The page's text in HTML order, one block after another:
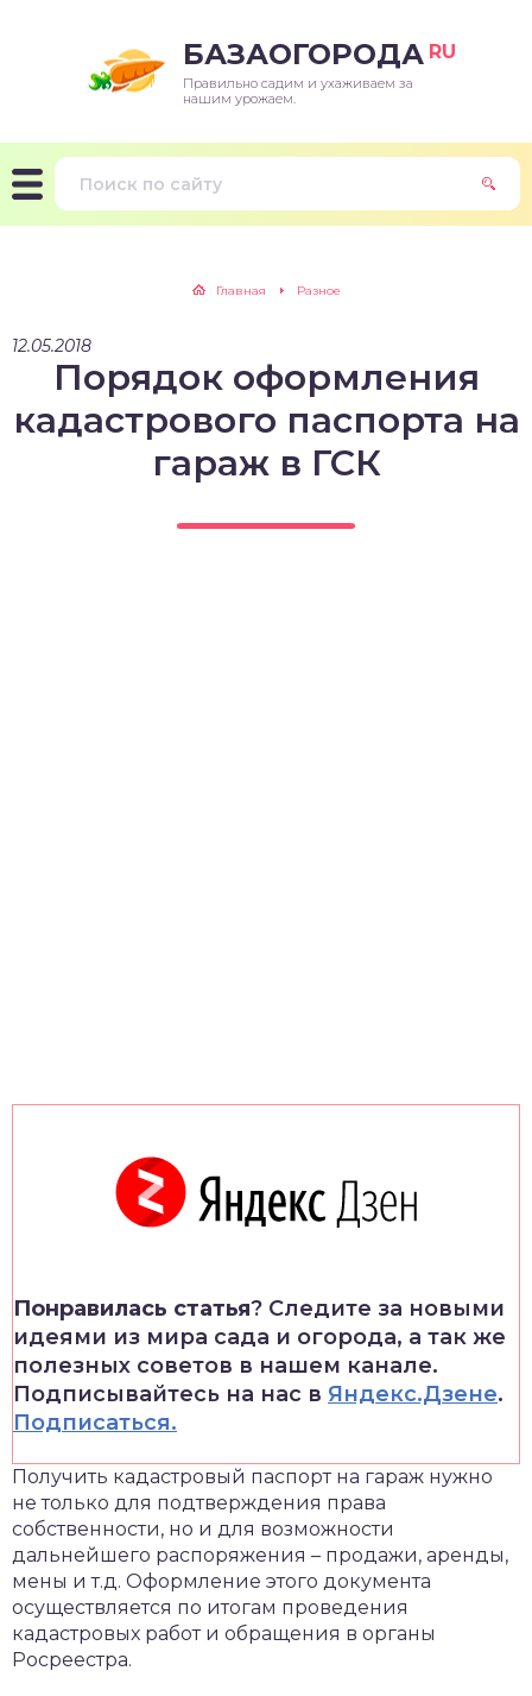
БАЗАОГОРОДА RU
Правильно садим и ухаживаем за
нашим урожаем.
Главная Разное
12.05.2018
Порядок оформления
кадастрового паспорта на
гараж в ГСК
Понравилась статья? Следите за новыми
идеями из мира сада и огорода, а так же
полезных советов в нашем канале.
Подписывайтесь на нас в Яндекс.Дзене.
Подписаться.
Получить кадастровый паспорт на гараж нужно
не только для подтверждения права
собственности, но и для возможности
дальнейшего распоряжения – продажи, аренды,
мены и т.д. Оформление этого документа
осуществляется по итогам проведения
кадастровых работ и обращения в органы
Росреестра.